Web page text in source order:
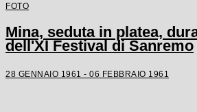
FOTO
Mina, seduta in platea,
dell'XI Festival di Sanremo
28 GENNAIO 1961 - 06 FEBBRAIO 1961